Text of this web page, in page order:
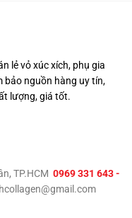
lẻ vỏ xúc xích, phụ gia
nguồn hàng uy tín,
lượng, giá tốt.
TP.HCM 0969 331 643 -